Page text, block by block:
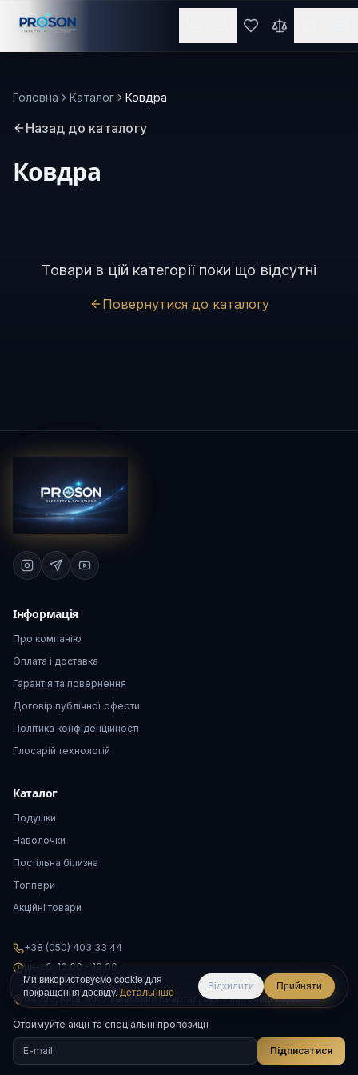
Головна Каталог Ковдра
Назад до каталогу
Ковдра
Товари в цій категорії поки що відсутні
Повернутися до каталогу
Інформація
Про компанію
Оплата і доставка
Гарантія та повернення
Договір публічної оферти
Політика конфіденційності
Глосарій технологій
Каталог
Подушки
Наволочки
Постільна білизна
Топпери
Акційні товари
+38 (050) 403 33 44
пн-сб: 10.00 - 19.00
нд: за попереднім записом
04050, Київ, ЖК Львівський Квартал, вул. Глибочицька, 13
Отримуйте акції та спеціальні пропозиції
Підписатися
Ми використовуємо cookie для
покращення досвіду. Детальніше
Відхилити Прийняти